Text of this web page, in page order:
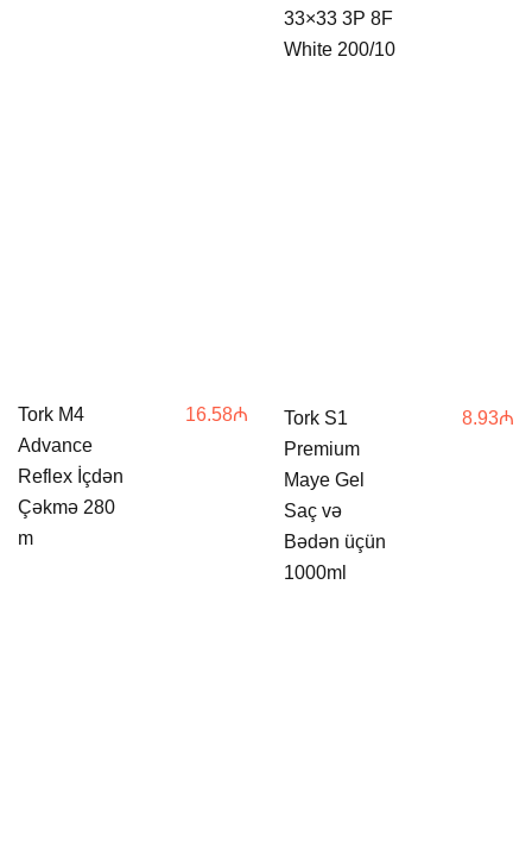
33×33 3P 8F
White 200/10
Tork M4
Advance
Reflex İçdən
Çəkmə 280
m
16.58₼
Tork S1
Premium
Maye Gel
Saç və
Bədən üçün
1000ml
8.93₼